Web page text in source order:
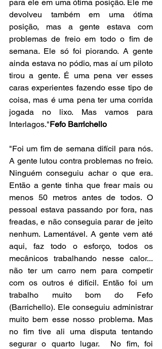
para ele em uma ótima posição. Ele me
devolveu também em uma ótima
posição, mas a gente estava com
problemas de freio em todo o fim de
semana. Ele só foi piorando. A gente
ainda estava no pódio, mas aí um piloto
tirou a gente. É uma pena ver esses
caras experientes fazendo esse tipo de
coisa, mas é uma pena ter uma corrida
jogada no lixo. Mas vamos para
Interlagos."Fefo Barrichello
"Foi um fim de semana difícil para nós.
A gente lutou contra problemas no freio.
Ninguém conseguiu achar o que era.
Então a gente tinha que frear mais ou
menos 50 metros antes de todos. O
pessoal estava passando por fora, nas
freadas, e não conseguia parar de jeito
nenhum. Lamentável. A gente vem até
aqui, faz todo o esforço, todos os
mecânicos trabalhando nesse calor...
não ter um carro nem para competir
com os outros é difícil. Então foi um
trabalho muito bom do Fefo
(Barrichello). Ele conseguiu administrar
muito bem esse nosso problema. Mas
no fim tive ali uma disputa tentando
segurar o quarto lugar.  No fim, foi